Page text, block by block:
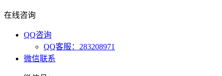
在线咨询
QQ咨询
QQ客服：283208971
微信联系